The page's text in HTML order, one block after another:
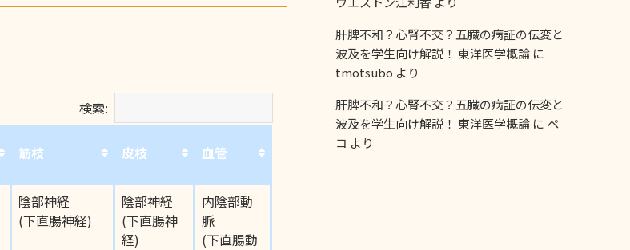
検索:
筋枝 皮枝 血管
筋枝 皮枝 血管
陰部神経
(下直腸神経)
陰部神経
(下直腸神
経)
内陰部動
脈
(下直腸動
肝脾不和？心腎不交？五臓の病証の伝変と
波及を学生向け解説！ 東洋医学概論 に
tmotsubo より
肝脾不和？心腎不交？五臓の病証の伝変と
波及を学生向け解説！ 東洋医学概論 に ペ
コ より